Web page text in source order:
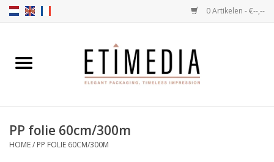
0 Artikelen - €--,--
Home
Transparant
PP folie 60cm/300m
HOME/ PP FOLIE 60CM/300M